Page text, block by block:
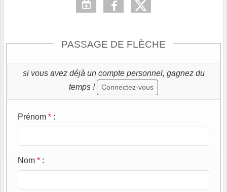
PASSAGE DE FLÈCHE
si vous avez déjà un compte personnel, gagnez du
temps !
Connectez-vous
Prénom * :
Nom * :